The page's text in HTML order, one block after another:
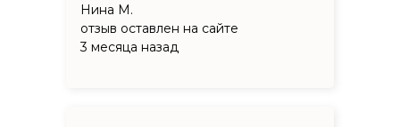
Нина М.
отзыв оставлен на сайте
3 месяца назад